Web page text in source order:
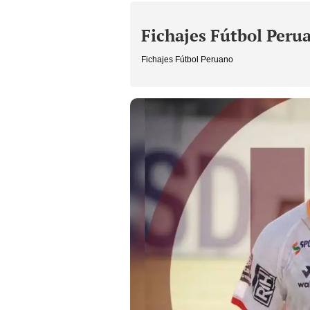
Fichajes Fútbol
Fichajes Fútbol Peruano